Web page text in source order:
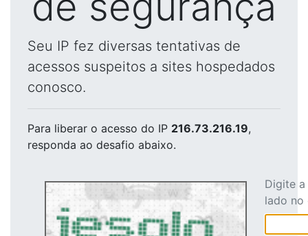
Seu IP fez diversas tentativas de
acessos suspeitos a sites hospedados
conosco.
Para liberar o acesso do IP 216.73.216.19,
responda ao desafio abaixo.
Digite
lado no